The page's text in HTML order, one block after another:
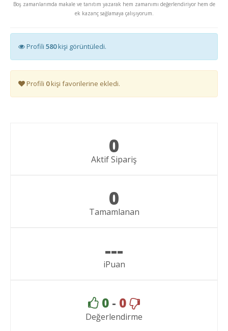
Boş zamanlarımda makale ve tanıtım yazarak hem zamanımı değerlendiriyor hem de
ek kazanç sağlamaya çalışıyorum.
Profili 580kişi görüntüledi.
Profili 0kişi favorilerine ekledi.
0
Aktif Sipariş
0
Tamamlanan
---
iPuan
0 - 0
Değerlendirme